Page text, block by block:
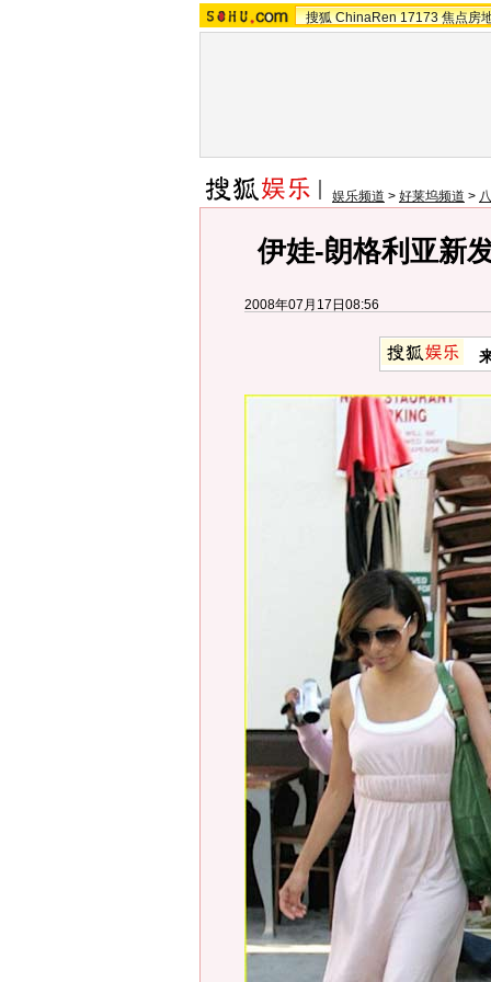
搜狐 ChinaRen 17173 焦点房
娱乐频道 > 好莱坞频道 >
伊娃-朗格利亚新
2008年07月17日08:56